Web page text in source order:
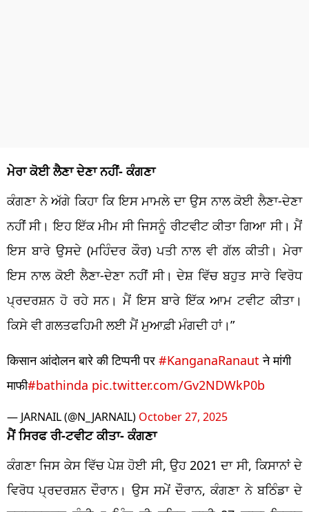
ਮੇਰਾ ਕੋਈ ਲੈਣਾ ਦੇਣਾ ਨਹੀਂ- ਕੰਗਣਾ
ਕੰਗਣਾ ਨੇ ਅੱਗੇ ਕਿਹਾ ਕਿ ਇਸ ਮਾਮਲੇ ਦਾ ਉਸ ਨਾਲ ਕੋਈ ਲੈਣਾ-ਦੇਣਾ
ਨਹੀਂ ਸੀ। ਇਹ ਇੱਕ ਮੀਮ ਸੀ ਜਿਸਨੂੰ ਰੀਟਵੀਟ ਕੀਤਾ ਗਿਆ ਸੀ। ਮੈਂ
ਇਸ ਬਾਰੇ ਉਸਦੇ (ਮਹਿੰਦਰ ਕੌਰ) ਪਤੀ ਨਾਲ ਵੀ ਗੱਲ ਕੀਤੀ। ਮੇਰਾ
ਇਸ ਨਾਲ ਕੋਈ ਲੈਣਾ-ਦੇਣਾ ਨਹੀਂ ਸੀ। ਦੇਸ਼ ਵਿੱਚ ਬਹੁਤ ਸਾਰੇ ਵਿਰੋਧ
ਪ੍ਰਦਰਸ਼ਨ ਹੋ ਰਹੇ ਸਨ। ਮੈਂ ਇਸ ਬਾਰੇ ਇੱਕ ਆਮ ਟਵੀਟ ਕੀਤਾ।
ਕਿਸੇ ਵੀ ਗਲਤਫਹਿਮੀ ਲਈ ਮੈਂ ਮੁਆਫ਼ੀ ਮੰਗਦੀ ਹਾਂ।”
किसान आंदोलन बारे की टिप्पनी पर #KanganaRanaut ने मांगी
माफी#bathinda pic.twitter.com/Gv2NDWkP0b
— JARNAIL (@N_JARNAIL) October 27, 2025
ਮੈਂ ਸਿਰਫ ਰੀ-ਟਵੀਟ ਕੀਤਾ- ਕੰਗਣਾ
ਕੰਗਣਾ ਜਿਸ ਕੇਸ ਵਿੱਚ ਪੇਸ਼ ਹੋਈ ਸੀ, ਉਹ 2021 ਦਾ ਸੀ, ਕਿਸਾਨਾਂ ਦੇ
ਵਿਰੋਧ ਪ੍ਰਦਰਸ਼ਨ ਦੌਰਾਨ। ਉਸ ਸਮੇਂ ਦੌਰਾਨ, ਕੰਗਣਾ ਨੇ ਬਠਿੰਡਾ ਦੇ